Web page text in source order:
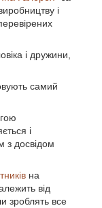
і
і дружини,
самий
і
з досвідом
на
від
зроблять все